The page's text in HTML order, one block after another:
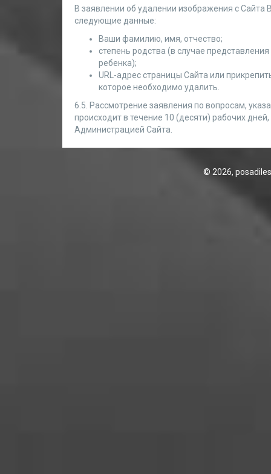
В заявлении об удалении изображения с Сайта
следующие данные:
Ваши фамилию, имя, отчество;
степень родства (в случае
ребенка);
URL-адрес страницы Сайта или
которое необходимо удалить.
6.5. Рассмотрение заявления по вопросам,
происходит в течение 10 (десяти) рабочих
Администрацией Сайта.
© 2026,